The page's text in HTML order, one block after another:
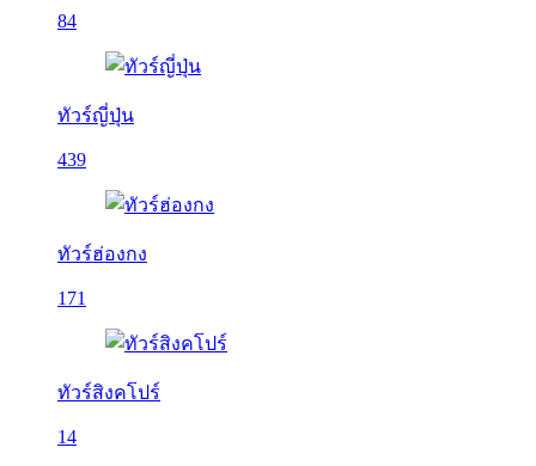
84
ทัวร์ญี่ปุ่น
439
ทัวร์ฮ่องกง
171
ทัวร์สิงคโปร์
14